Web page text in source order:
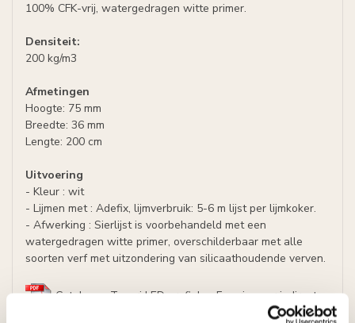
100% CFK-vrij, watergedragen witte primer.
Densiteit:
200 kg/m3
Afmetingen
Hoogte: 75 mm
Breedte: 36 mm
Lengte: 200 cm
Uitvoering
- Kleur : wit
- Lijmen met : Adefix, lijmverbruik: 5-6 m lijst per lijmkoker.
- Afwerking : Sierlijst is voorbehandeld met een
watergedragen witte primer, overschilderbaar met alle
soorten verf met uitzondering van silicaathoudende verven.
Catalogus Tesori LED profielen F-serie voor indirecte